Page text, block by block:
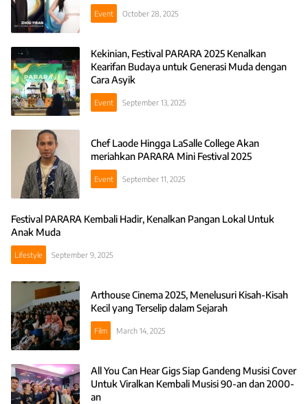
Event October 28, 2025
Kekinian, Festival PARARA 2025 Kenalkan
Kearifan Budaya untuk Generasi Muda dengan
Cara Asyik
Event September 13, 2025
Chef Laode Hingga LaSalle College Akan
meriahkan PARARA Mini Festival 2025
Event September 11, 2025
Festival PARARA Kembali Hadir, Kenalkan Pangan Lokal Untuk
Anak Muda
Lifestyle September 9, 2025
Arthouse Cinema 2025, Menelusuri Kisah-Kisah
Kecil yang Terselip dalam Sejarah
Film March 14, 2025
All You Can Hear Gigs Siap Gandeng Musisi Cover
Untuk Viralkan Kembali Musisi 90-an dan 2000-
an